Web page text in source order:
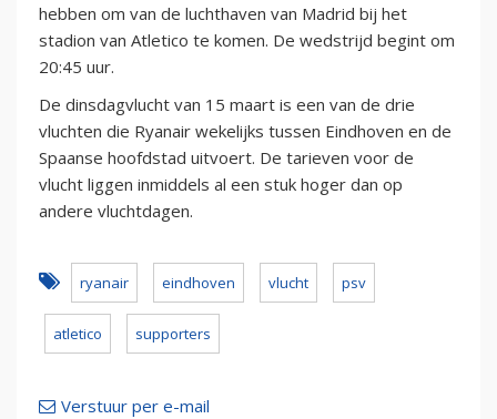
hebben om van de luchthaven van Madrid bij het
stadion van Atletico te komen. De wedstrijd begint om
20:45 uur.
De dinsdagvlucht van 15 maart is een van de drie
vluchten die Ryanair wekelijks tussen Eindhoven en de
Spaanse hoofdstad uitvoert. De tarieven voor de
vlucht liggen inmiddels al een stuk hoger dan op
andere vluchtdagen.
ryanair eindhoven vlucht psv
atletico supporters
Verstuur per e-mail